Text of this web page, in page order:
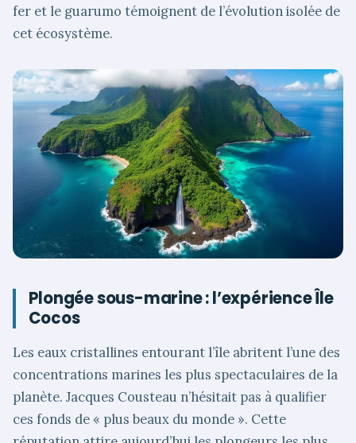
fer et le guarumo témoignent de l’évolution isolée de
cet écosystème.
Plongée sous-marine : l’expérience Île
Cocos
Les eaux cristallines entourant l’île abritent l’une des
concentrations marines les plus spectaculaires de la
planète. Jacques Cousteau n’hésitait pas à qualifier
ces fonds de « plus beaux du monde ». Cette